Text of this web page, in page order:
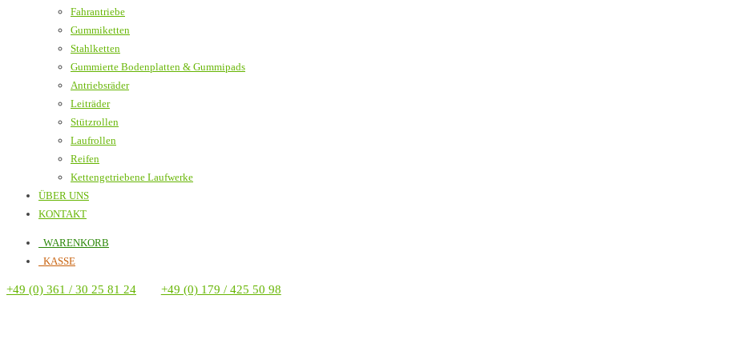
Fahrantriebe
Gummiketten
Stahlketten
Gummierte Bodenplatten & Gummipads
Antriebsräder
Leiträder
Stützrollen
Laufrollen
Reifen
Kettengetriebene Laufwerke
ÜBER UNS
KONTAKT
WARENKORB
KASSE
+49 (0) 361 / 30 25 81 24 +49 (0) 179 / 425 50 98